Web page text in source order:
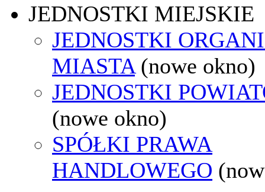
JEDNOSTKI MIEJSKIE
JEDNOSTKI
MIASTA (nowe okno)
JEDNOSTKI
(nowe okno)
SPÓŁKI PRAWA
HANDLOWEGO